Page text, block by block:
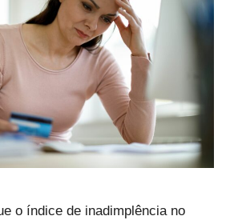
o índice de inadimplência no